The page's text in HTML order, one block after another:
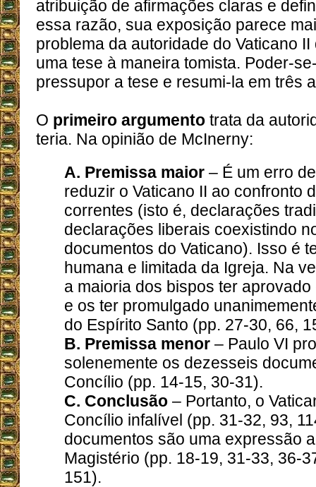
atribuição de afirmações claras e
essa razão, sua exposição parece
problema da autoridade do Vaticano
uma tese à maneira tomista. Poder-
pressupor a tese e resumi-la em três
O primeiro argumento trata da
teria. Na opinião de McInerny:
A. Premissa maior – É um erro
reduzir o Vaticano II ao confronto
correntes (isto é, declarações
declarações liberais coexistindo
documentos do Vaticano). Isso é
humana e limitada da Igreja. Na
a maioria dos bispos ter
e os ter promulgado
do Espírito Santo (pp. 27-30, 66,
B. Premissa menor – Paulo VI
solenemente os dezesseis
Concílio (pp. 14-15, 30-31).
C. Conclusão – Portanto, o
Concílio infalível (pp. 31-32, 93,
documentos são uma expressão
Magistério (pp. 18-19, 31-33, 36-
151).